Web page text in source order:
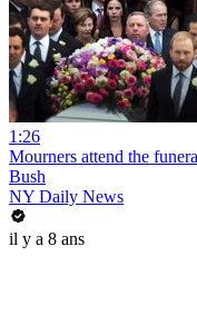
1:26
Mourners attend the
Bush
NY Daily News
il y a 8 ans